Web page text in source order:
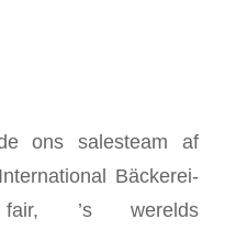
ons salesteam af
Bäckerei-
’s werelds